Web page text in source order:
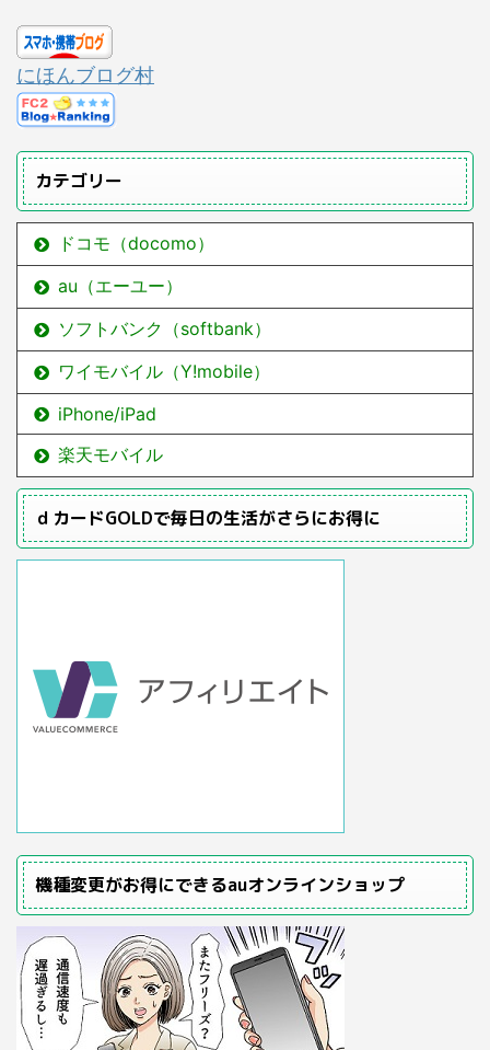
にほんブログ村
カテゴリー
ドコモ（docomo）
au（エーユー）
ソフトバンク（softbank）
ワイモバイル（Y!mobile）
iPhone/iPad
楽天モバイル
ｄカードGOLDで毎日の生活がさらにお得に
機種変更がお得にできるauオンラインショップ